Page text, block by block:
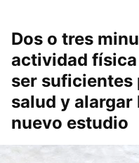
Dos o tres
actividad
ser suficientes
salud y alargar
nuevo estudio